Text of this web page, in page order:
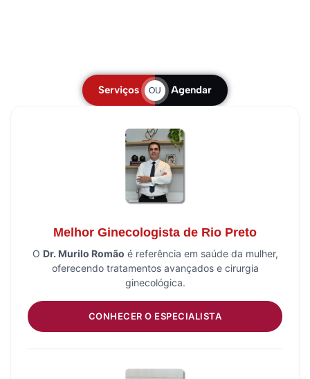
Serviços OU Agendar
Melhor Ginecologista de Rio Preto
O Dr. Murilo Romão é referência em saúde da mulher,
oferecendo tratamentos avançados e cirurgia
ginecológica.
CONHECER O ESPECIALISTA